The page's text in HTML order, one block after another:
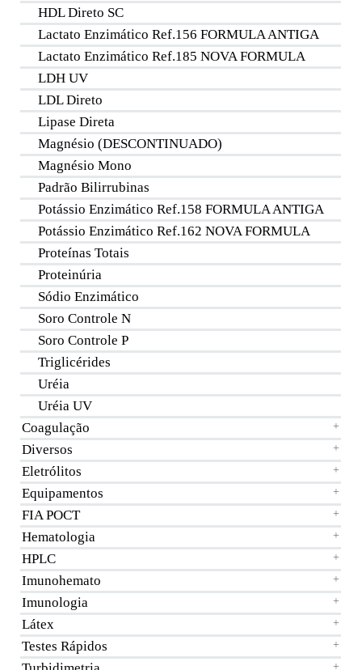
HDL Direto SC
Lactato Enzimático Ref.156 FORMULA ANTIGA
Lactato Enzimático Ref.185 NOVA FORMULA
LDH UV
LDL Direto
Lipase Direta
Magnésio (DESCONTINUADO)
Magnésio Mono
Padrão Bilirrubinas
Potássio Enzimático Ref.158 FORMULA ANTIGA
Potássio Enzimático Ref.162 NOVA FORMULA
Proteínas Totais
Proteinúria
Sódio Enzimático
Soro Controle N
Soro Controle P
Triglicérides
Uréia
Uréia UV
Coagulação
+
Diversos +
Eletrólitos +
Equipamentos +
FIA POCT +
Hematologia +
HPLC +
Imunohemato +
Imunologia +
Látex +
Testes Rápidos +
+